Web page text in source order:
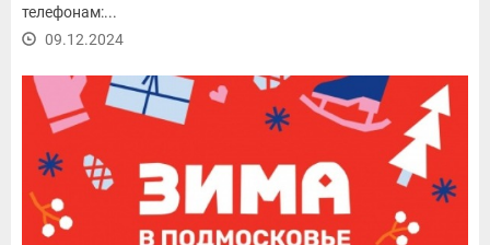
телефонам:...
09.12.2024